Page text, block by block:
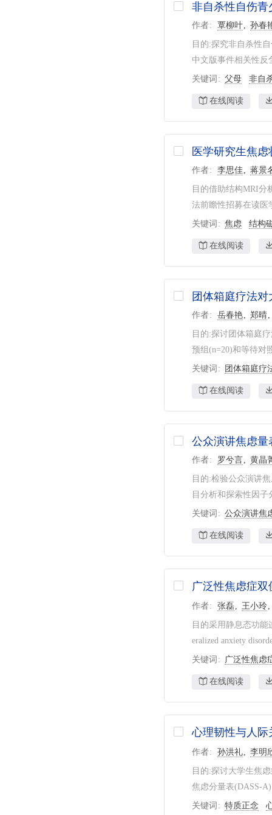
非自杀性自伤
作者 覃柳叶 孙春
目的:探究非自杀性
中文版事件相关性反
关键词 父母 非自
在线阅读
医学研究生焦
作者 李思佳 蒋景
目的借助结构MRI分
法前瞻性招募在读医
关键词 焦虑 结构
在线阅读
团体箱庭疗法
作者 岳春艳 郑晴
目的:探讨团体箱庭
预组(n=20)和等待对
关键词 团体箱庭疗
在线阅读
公众演讲焦虑
作者 罗兮言 黄晶
目的:检验公众演讲
目分析和探索性因
关键词 公众演讲焦
在线阅读
广泛性焦虑症
作者 张磊 王小玲
目的采用静息态功能
eralized anxiety
关键词 广泛性焦虑
在线阅读
心理韧性与人
作者 孙洪礼 李明
目的:探讨大学生焦
焦虑分量表(DASS-
关键词 特质正念